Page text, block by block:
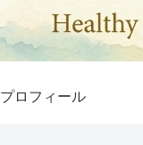
プロフィール